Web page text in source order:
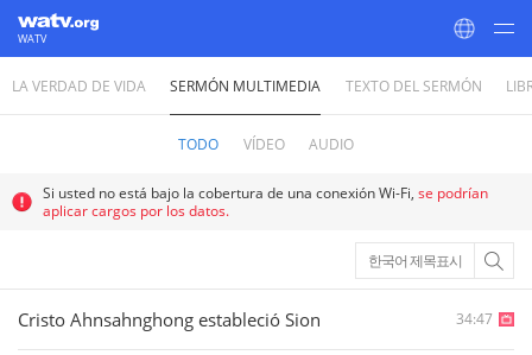
WATV
World Mission Society Church of God
LA VERDAD DE VIDA SERMÓN MULTIMEDIA TEXTO DEL SERMÓN
TODO VÍDEO AUDIO
Si usted no está bajo la cobertura de una conexión Wi-Fi, se podrían
aplicar cargos por los datos.
한국어 제목표시
Cristo Ahnsahnghong estableció Sion 34:47